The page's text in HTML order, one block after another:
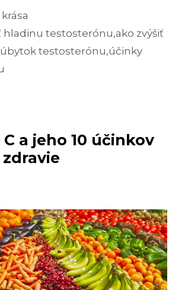
ZVÝŠENIE
TESTOSTERÓNU?
hladinu testosterónu,ako zvýšiť
úbytok testosterónu,účinky
a jeho 10 účinkov